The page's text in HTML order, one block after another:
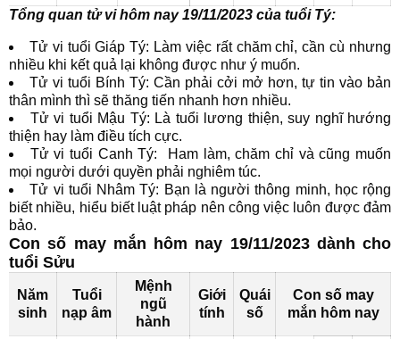
Tổng quan tử vi hôm nay 19/11/2023 của tuổi Tý:
Tử vi tuổi Giáp Tý: Làm việc rất chăm chỉ, cần cù nhưng
nhiều khi kết quả lại không được như ý muốn.
Tử vi tuổi Bính Tý: Cần phải cởi mở hơn, tự tin vào bản
thân mình thì sẽ thăng tiến nhanh hơn nhiều.
Tử vi tuổi Mậu Tý: Là tuổi lương thiện, suy nghĩ hướng
thiện hay làm điều tích cực.
Tử vi tuổi Canh Tý: Ham làm, chăm chỉ và cũng muốn
mọi người dưới quyền phải nghiêm túc.
Tử vi tuổi Nhâm Tý: Bạn là người thông minh, học rộng
biết nhiều, hiểu biết luật pháp nên công việc luôn được đảm
bảo.
Con số may mắn hôm nay 19/11/2023 dành cho
tuổi Sửu
Năm
sinh
Tuổi
nạp âm
Mệnh
ngũ
hành
Giới
tính
Quái
số
Con số may
mắn hôm nay